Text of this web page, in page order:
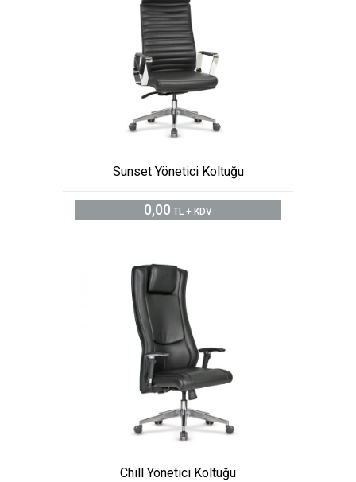
Sunset Yönetici Koltuğu
0,00 TL + KDV
Chill Yönetici Koltuğu